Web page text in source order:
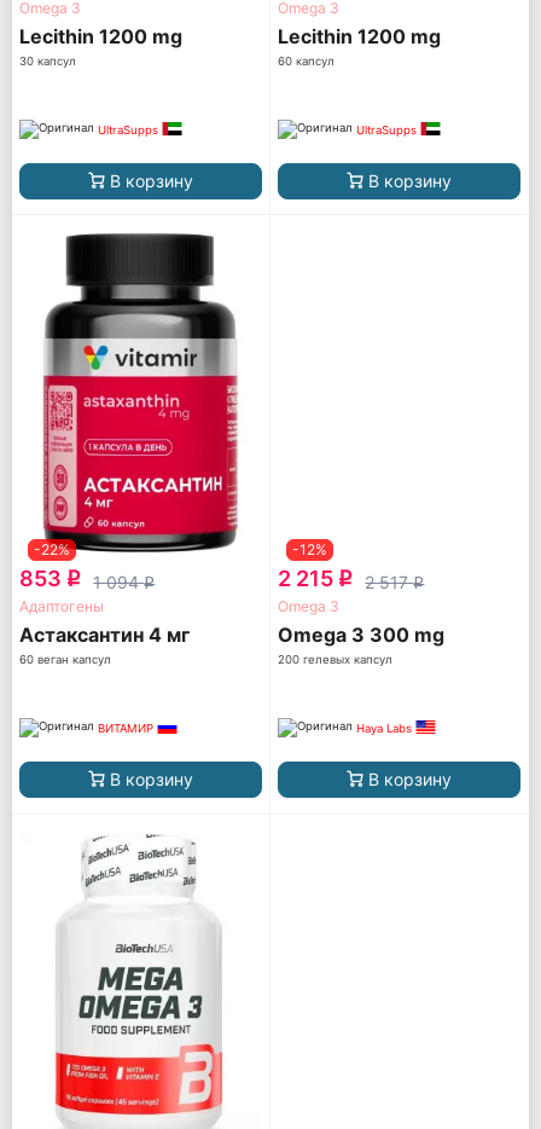
Omega 3
Lecithin 1200 mg
30 капсул
UltraSupps
В корзину
Omega 3
Lecithin 1200 mg
60 капсул
UltraSupps
В корзину
-22%
853 q 1 094q
Адаптогены
Астаксантин 4 мг
60 веган капсул
ВИТАМИР
В корзину
-12%
2 215 q 2 517q
Omega 3
Omega 3 300 mg
200 гелевых капсул
Haya Labs
В корзину